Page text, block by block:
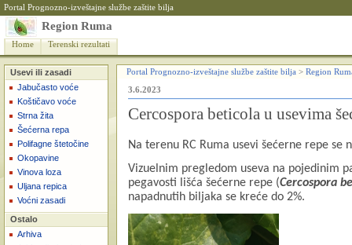
Portal Prognozno-izveštajne službe zaštite bilja
Region Ruma
Home Terenski rezultati
Usevi ili zasadi
Jabučasto voće
Koštičavo voće
Strna žita
Šećerna repa
Polifagne štetočine
Okopavine
Vinova loza
Uljana repica
Voćni zasadi
Ostalo
Arhiva
Portal Prognozno-izveštajne službe zaštite bilja > Region
3.6.2023
Cercospora beticola u usevima
Na terenu RC Ruma usevi šećerne repe se
Vizuelnim pregledom useva na pojedinim
pegavosti lišća šećerne repe (Cercospora
napadnutih biljaka se kreće do 2%.